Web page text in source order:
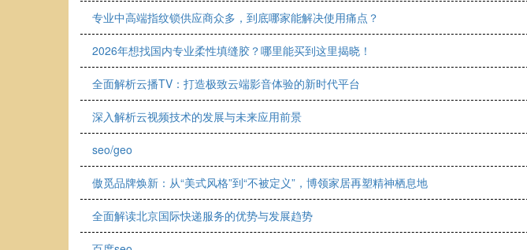
专业中高端指纹锁供应商众多，到底哪家能解决使用痛点？
2026年想找国内专业柔性填缝胶？哪里能买到这里揭晓！
全面解析云播TV：打造极致云端影音体验的新时代平台
深入解析云视频技术的发展与未来应用前景
seo/geo
傲觅品牌焕新：从“美式风格”到“不被定义”，博领家居再塑精神栖息地
全面解读北京国际快递服务的优势与发展趋势